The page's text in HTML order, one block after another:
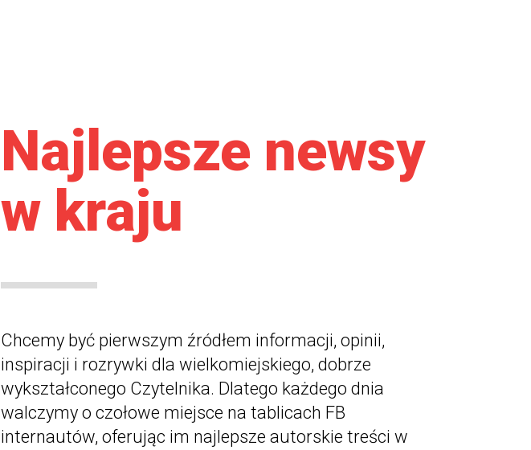
Najlepsze newsy
w kraju
Chcemy być pierwszym źródłem informacji, opinii,
inspiracji i rozrywki dla wielkomiejskiego, dobrze
wykształconego Czytelnika. Dlatego każdego dnia
walczymy o czołowe miejsce na tablicach FB
internautów, oferując im najlepsze autorskie treści w